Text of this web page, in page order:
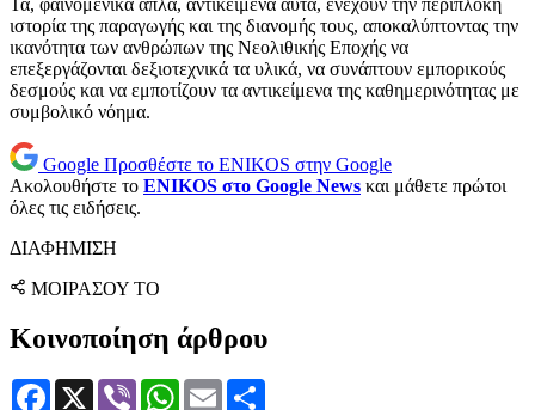
ιστορία της παραγωγής και της διανομής τους, αποκαλύπτοντας την
ικανότητα των ανθρώπων της Νεολιθικής Εποχής να
επεξεργάζονται δεξιοτεχνικά τα υλικά, να συνάπτουν εμπορικούς
δεσμούς και να εμποτίζουν τα αντικείμενα της καθημερινότητας με
συμβολικό νόημα.
Google Προσθέστε το ENIKOS στην Google
Ακολουθήστε το ENIKOS στο Google News και μάθετε πρώτοι
όλες τις ειδήσεις.
ΔΙΑΦΗΜΙΣΗ
ΜΟΙΡΑΣΟΥ ΤΟ
Κοινοποίηση άρθρου
Facebook
X Viber WhatsApp
Email